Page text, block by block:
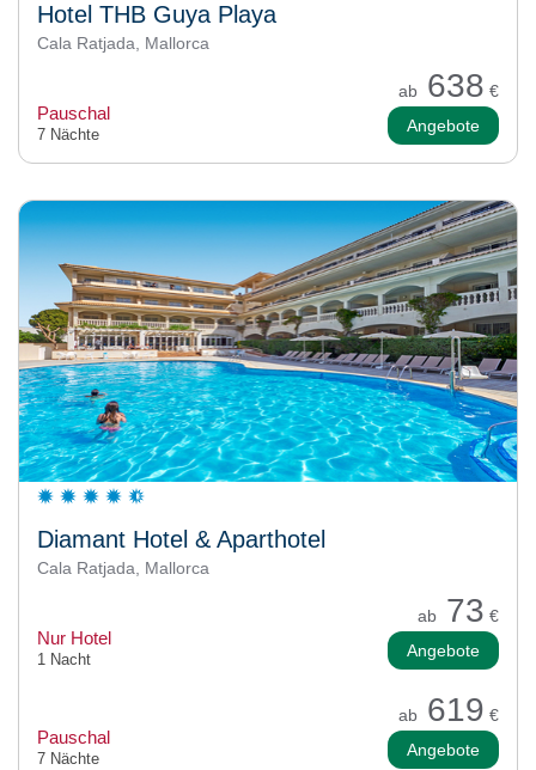
Hotel THB Guya Playa
Cala Ratjada, Mallorca
ab 638 €
Pauschal
7 Nächte Angebote
Diamant Hotel & Aparthotel
Cala Ratjada, Mallorca
ab 73 €
Nur Hotel
1 Nacht Angebote
ab 619 €
Pauschal
7 Nächte Angebote